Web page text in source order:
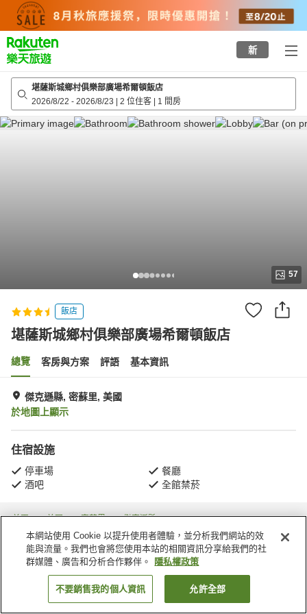
top
page
新
堪薩斯城鄉村俱樂部廣場希爾頓飯店
2026/8/22 - 2026/8/23 | 2 位住客 | 1 間房
57
飯店
堪薩斯城鄉村俱樂部廣場希爾頓飯店
總覽 客房與方案 評語 基本資訊
傑克遜縣, 密蘇里, 美國
於地圖上顯示
住宿設施
停車場
餐廳
酒吧
全館禁菸
首頁 美國 密蘇里
傑克遜縣
堪薩斯城鄉村俱樂部廣場希爾頓飯店
找客房
本網站使用 Cookie 以提升使用者體驗，並分析我們網站的效
能與流量。我們也會將您使用本站的相關資訊分享給我們的社
群媒體、廣告和分析合作夥伴。
隱私權政策
不要銷售我的個人資訊 允許全部